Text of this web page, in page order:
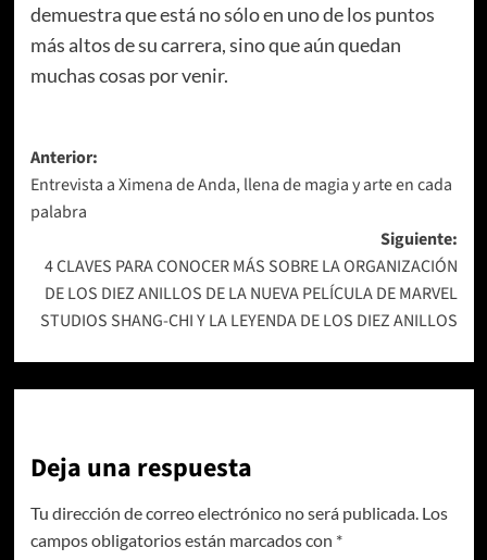
demuestra que está no sólo en uno de los puntos
más altos de su carrera, sino que aún quedan
muchas cosas por venir.
Navegación
de
entradas
Anterior:
Entrevista a Ximena de Anda, llena de magia y arte en cada
palabra
Siguiente:
4 CLAVES PARA CONOCER MÁS SOBRE LA ORGANIZACIÓN
DE LOS DIEZ ANILLOS DE LA NUEVA PELÍCULA DE MARVEL
STUDIOS SHANG-CHI Y LA LEYENDA DE LOS DIEZ ANILLOS
Deja una respuesta
Tu dirección de correo electrónico no será publicada. Los
campos obligatorios están marcados con *